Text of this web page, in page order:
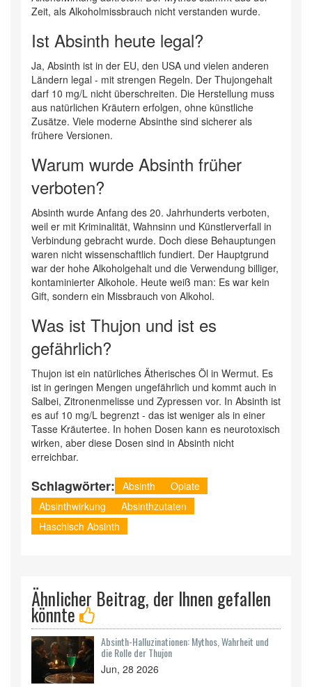
Zeit, als Alkoholmissbrauch nicht verstanden wurde.
Ist Absinth heute legal?
Ja, Absinth ist in der EU, den USA und vielen anderen
Ländern legal - mit strengen Regeln. Der Thujongehalt
darf 10 mg/L nicht überschreiten. Die Herstellung muss
aus natürlichen Kräutern erfolgen, ohne künstliche
Zusätze. Viele moderne Absinthe sind sicherer als
frühere Versionen.
Warum wurde Absinth früher
verboten?
Absinth wurde Anfang des 20. Jahrhunderts verboten,
weil er mit Kriminalität, Wahnsinn und Künstlerverfall in
Verbindung gebracht wurde. Doch diese Behauptungen
waren nicht wissenschaftlich fundiert. Der Hauptgrund
war der hohe Alkoholgehalt und die Verwendung billiger,
kontaminierter Alkohole. Heute weiß man: Es war kein
Gift, sondern ein Missbrauch von Alkohol.
Was ist Thujon und ist es
gefährlich?
Thujon ist ein natürliches Ätherisches Öl in Wermut. Es
ist in geringen Mengen ungefährlich und kommt auch in
Salbei, Zitronenmelisse und Zypressen vor. In Absinth ist
es auf 10 mg/L begrenzt - das ist weniger als in einer
Tasse Kräutertee. In hohen Dosen kann es neurotoxisch
wirken, aber diese Dosen sind in Absinth nicht
erreichbar.
Schlagwörter: Absinth
Opiate
Absinthwirkung
Absinthzutaten
Haschisch Absinth
Ähnlicher Beitrag, der Ihnen gefallen
könnte
Absinth-Halluzinationen: Mythos, Wahrheit und
die Rolle der Thujon
Jun, 28 2026